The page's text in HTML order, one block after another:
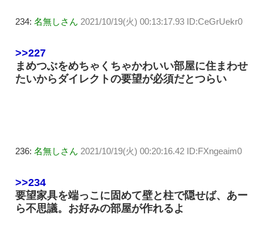
234: 名無しさん 2021/10/19(火) 00:13:17.93 ID:CeGrUekr0
>>227
まめつぶをめちゃくちゃかわいい部屋に住まわせ
たいからダイレクトの要望が必須だとつらい
236: 名無しさん 2021/10/19(火) 00:20:16.42 ID:FXngeaim0
>>234
要望家具を端っこに固めて壁と柱で隠せば、あー
ら不思議。お好みの部屋が作れるよ